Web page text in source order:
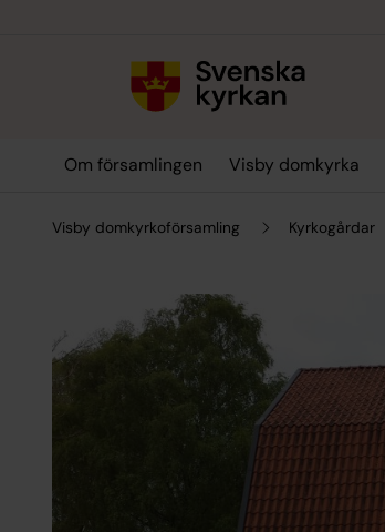
Om församlingen Visby domkyrka
Visby domkyrkoförsamling Kyrkogårdar